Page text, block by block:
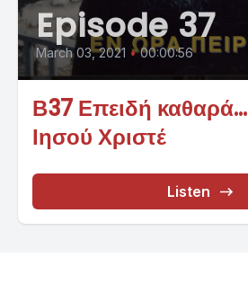
Episode 37
March 03, 2021 • 00:00:56
Β37 Επειδή
Ιησού Χριστέ
Listen